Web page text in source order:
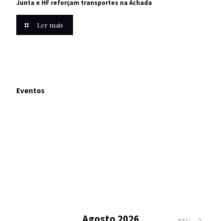
Junta e HF reforçam transportes na Achada
Ler mais
Eventos